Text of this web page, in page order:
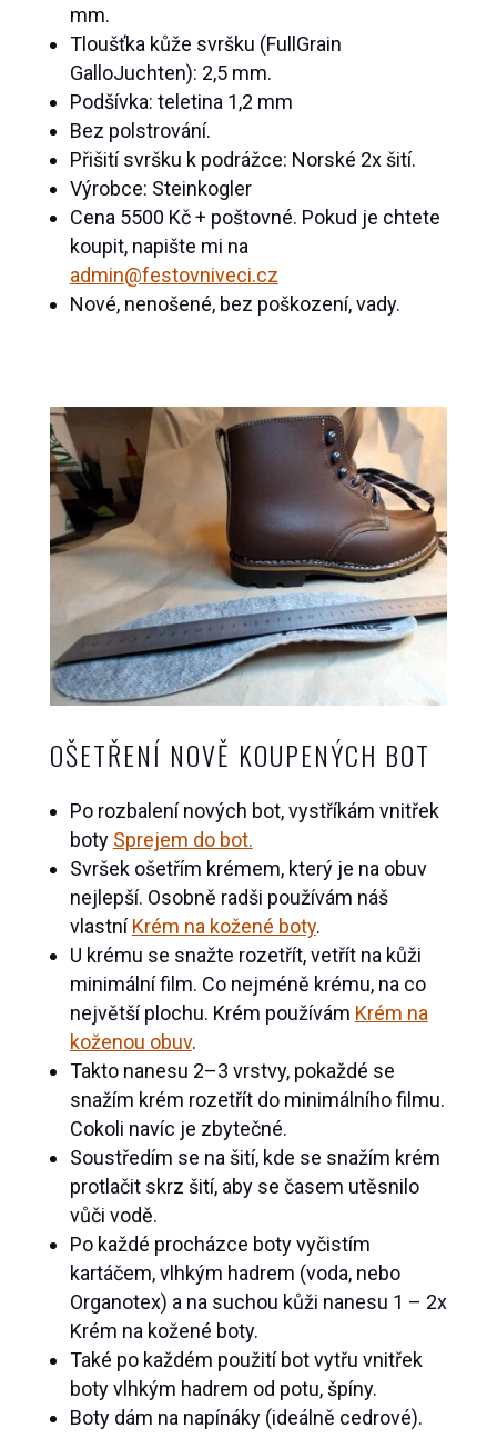
mm.
Tloušťka kůže svršku (FullGrain
GalloJuchten): 2,5 mm.
Podšívka: teletina 1,2 mm
Bez polstrování.
Přišití svršku k podrážce: Norské 2x šití.
Výrobce: Steinkogler
Cena 5500 Kč + poštovné. Pokud je chtete
koupit, napište mi na
admin@festovniveci.cz
Nové, nenošené, bez poškození, vady.
OŠETŘENÍ NOVĚ KOUPENÝCH BOT
Po rozbalení nových bot, vystříkám vnitřek
boty Sprejem do bot.
Svršek ošetřím krémem, který je na obuv
nejlepší. Osobně radši používám náš
vlastní Krém na kožené boty.
U krému se snažte rozetřít, vetřít na kůži
minimální film. Co nejméně krému, na co
největší plochu. Krém používám Krém na
koženou obuv.
Takto nanesu 2–3 vrstvy, pokaždé se
snažím krém rozetřít do minimálního filmu.
Cokoli navíc je zbytečné.
Soustředím se na šití, kde se snažím krém
protlačit skrz šití, aby se časem utěsnilo
vůči vodě.
Po každé procházce boty vyčistím
kartáčem, vlhkým hadrem (voda, nebo
Organotex) a na suchou kůži nanesu 1 – 2x
Krém na kožené boty.
Také po každém použití bot vytřu vnitřek
boty vlhkým hadrem od potu, špíny.
Boty dám na napínáky (ideálně cedrové).